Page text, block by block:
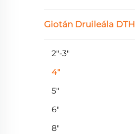
Giotán Druileála DTH
2"-3"
4"
5"
6"
8"